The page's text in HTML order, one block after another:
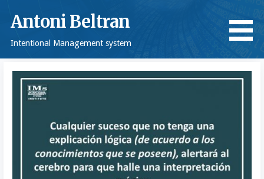
Antoni Beltran
Intentional Management system